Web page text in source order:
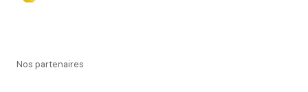
Nos partenaires